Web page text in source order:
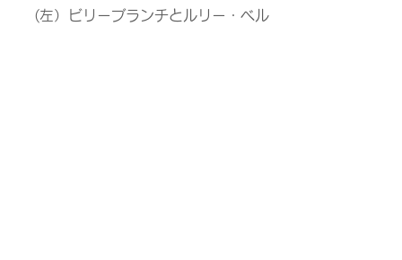
(左）ビリーブランチとルリー・ベル